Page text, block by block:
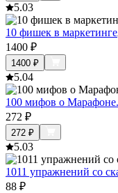
5.03
10 фишек в маркетинге
1400 ₽
1400 ₽
5.04
100 мифов о Марафоне.
272 ₽
272 ₽
5.03
1011 упражнений со
88 ₽